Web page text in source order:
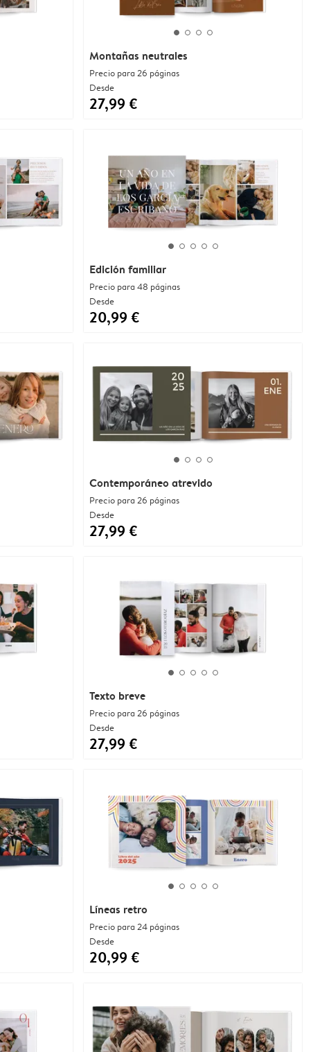
Texto breve
Precio para 26 páginas
Desde
27,99 €
Edición familiar
Precio para 48 páginas
Desde
20,99 €
Montañas neutrales
Precio para 26 páginas
Desde
27,99 €
Contemporáneo atrevido
Precio para 26 páginas
Desde
27,99 €
Líneas retro
Precio para 24 páginas
Desde
20,99 €